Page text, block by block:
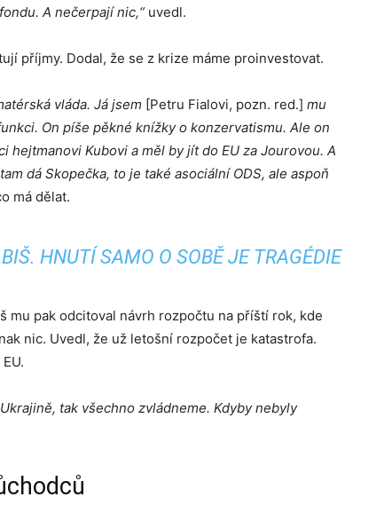
A nečerpají nic,“uvedl.
příjmy. Dodal, že se z krize máme proinvestovat.
vláda. Já jsem [Petru Fialovi, pozn. red.] mu
On píše pěkné knížky o konzervatismu. Ale on
hejtmanovi Kubovi a měl by jít do EU za Jourovou. A
dá Skopečka, to je také asociální ODS, ale aspoň
má dělat.
HNUTÍ SAMO O SOBĚ JE TRAGÉDIE
mu pak odcitoval návrh rozpočtu na příští rok, kde
nic. Uvedl, že už letošní rozpočet je katastrofa.
tak všechno zvládneme. Kdyby nebyly